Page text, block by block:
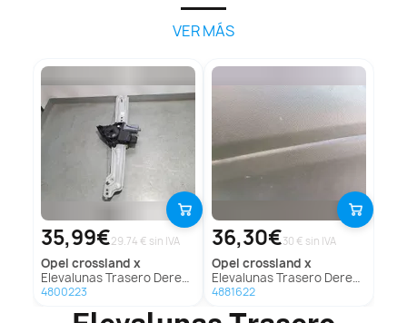
VER MÁS
35,99€29.74 € sin IVA
opel crossland x
Elevalunas Trasero Derecho Para Opel Crossland X
4800223
36,30€30 € sin IVA
opel crossland x
Elevalunas Trasero Derecho Para Opel Crossland X
4881622